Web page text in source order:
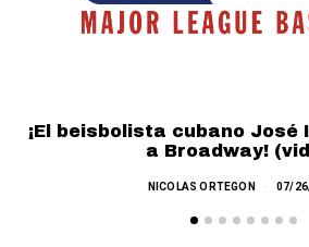
¡El beisbolista cubano
a Broadway!
NICOLAS ORTEGON 07/